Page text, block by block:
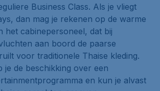
Business Class. Als je vliegt
dan mag je rekenen op de warme
het cabinepersoneel, dat bij
aan boord de paarse
voor traditionele Thaise kleding.
je de beschikking over een
en kun je alvast